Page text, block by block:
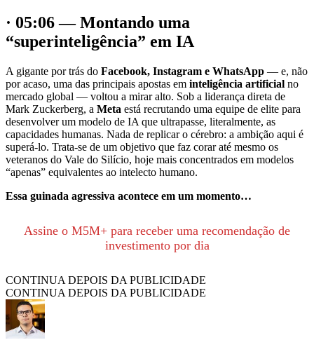
· 05:06 — Montando uma
“superinteligência” em IA
A gigante por trás do Facebook, Instagram e WhatsApp — e, não
por acaso, uma das principais apostas em inteligência artificial no
mercado global — voltou a mirar alto. Sob a liderança direta de
Mark Zuckerberg, a Meta está recrutando uma equipe de elite para
desenvolver um modelo de IA que ultrapasse, literalmente, as
capacidades humanas. Nada de replicar o cérebro: a ambição aqui é
superá-lo. Trata-se de um objetivo que faz corar até mesmo os
veteranos do Vale do Silício, hoje mais concentrados em modelos
“apenas” equivalentes ao intelecto humano.
Essa guinada agressiva acontece em um momento…
Assine o M5M+ para receber uma recomendação de
investimento por dia
CONTINUA DEPOIS DA PUBLICIDADE
CONTINUA DEPOIS DA PUBLICIDADE